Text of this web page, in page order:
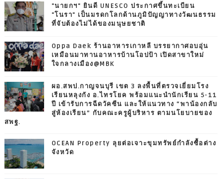
"นายกฯ" ยินดี UNESCO ประกาศขึ้นทะเบียน
"โนรา" เป็นมรดกโลกด้านภูมิปัญญาทางวัฒนธรรม
ที่จับต้องไม่ได้ของมนุษยชาติ
Oppa Daek ร้านอาหารเกาหลี บรรยากาศอบอุ่น
เหมือนมาทานอาหารบ้านโอปป้า เปิดสาขาใหม่
ใจกลางเมือง@MBK
ผอ.สพป.กาญจนบุรี เขต 3 ลงพื้นที่ตรวจเยี่ยมโรง
เรียนหลุงกัง อ.ไทรโยค พร้อมแนะนำนักเรียน 5-11
ปี เข้ารับการฉีดวัคซีน และให้แนวทาง “พาน้องกลับ
สู่ห้องเรียน” กับคณะครูผู้บริหาร ตามนโยบายของ
สพฐ.
OCEAN Property ลุยต่อเจาะขุมทรัพย์กำลังซื้อต่าง
จังหวัด